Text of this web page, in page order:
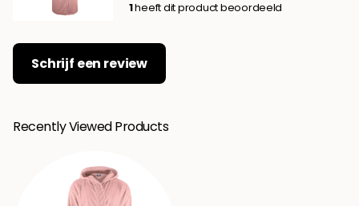
1heeft dit product beoordeeld
Schrijf een review
Recently Viewed Products